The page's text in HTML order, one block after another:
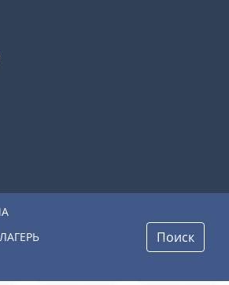
Поиск